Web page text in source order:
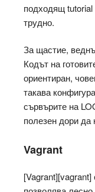
подходящ tutorial
трудно.
За щастие,
Кодът на
ориентиран,
такава
сървърите на
полезен дори
Vagrant
[Vagrant][vagrant]